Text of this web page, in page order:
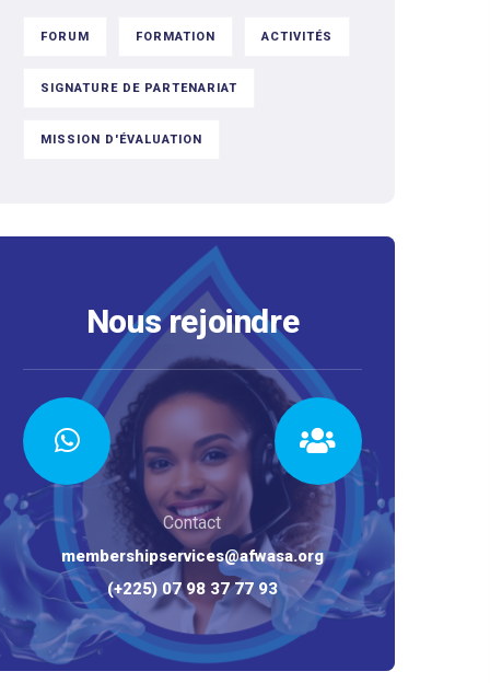
FORUM FORMATION ACTIVITÉS
SIGNATURE DE PARTENARIAT
MISSION D'ÉVALUATION
Nous rejoindre
Contact
membershipservices@afwasa.org
(+225) 07 98 37 77 93